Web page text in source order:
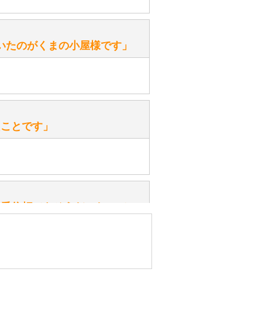
。
『グロウラー』といいます。
ぜでしょうか？
と音が鳴る『スクエーカー』が
）
のがくまの小屋様です」
とです」
）